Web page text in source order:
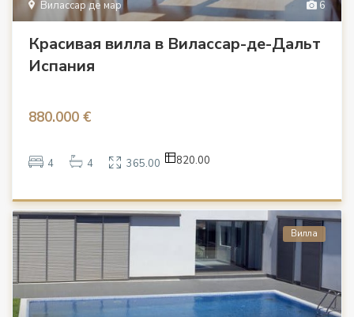
6
Вилассар де мар
Красивая вилла в Вилассар-де-Дальт
Испания
880.000 €
4 4 365.00 820.00
Вилла